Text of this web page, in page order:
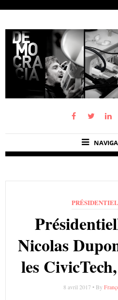
Nicolas
les
8 avril 2017 • By